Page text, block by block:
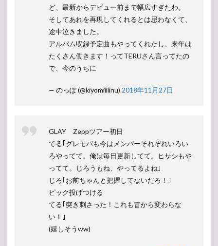
ど、最新からデビュー前まで幅広すぎたわ。
そしてあれを再現してくれるとは思わなくて、
途中泣きました。
アルバム収録予定曲もやってくれたし、来年は
たくさん働きます！ってTERUさん言ってたの
で、今のうちに
— のっぽ (@kiyomiiiiinu) 2018年11月27日
GLAY Zeppツアー初日
てる｢グレモバも今はメンバーそれぞれいろい
ろやってて。俺は毎日更新してて。ヒサシもや
ってて。じろうもね、やってるよね｣
じろ｢お前ちゃんと把握してないだろ！｣
ピック投げつける
てる｢突き刺さった！これも昔から変わらな
い！｣
(嬉しそうww)